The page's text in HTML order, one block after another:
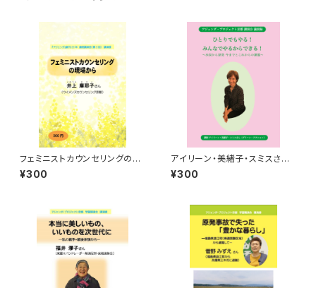
フェミニストカウンセリングの現
場から 季刊『アジェンダ』創刊
20年連続講演会（第3回）講演
¥300
アイリーン・美緒子・スミスさ
ん 講演録 ひとりでもやる！
みんなでやるからできる！ ―水
¥300